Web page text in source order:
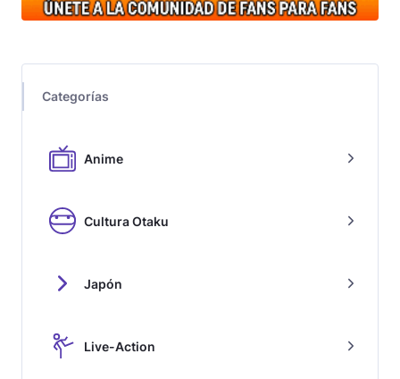
Categorías
Anime
Cultura Otaku
Japón
Live-Action